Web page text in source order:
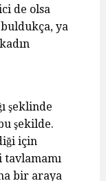
de olsa
ya
şeklinde
şekilde.
için
tavlamamı
bir araya